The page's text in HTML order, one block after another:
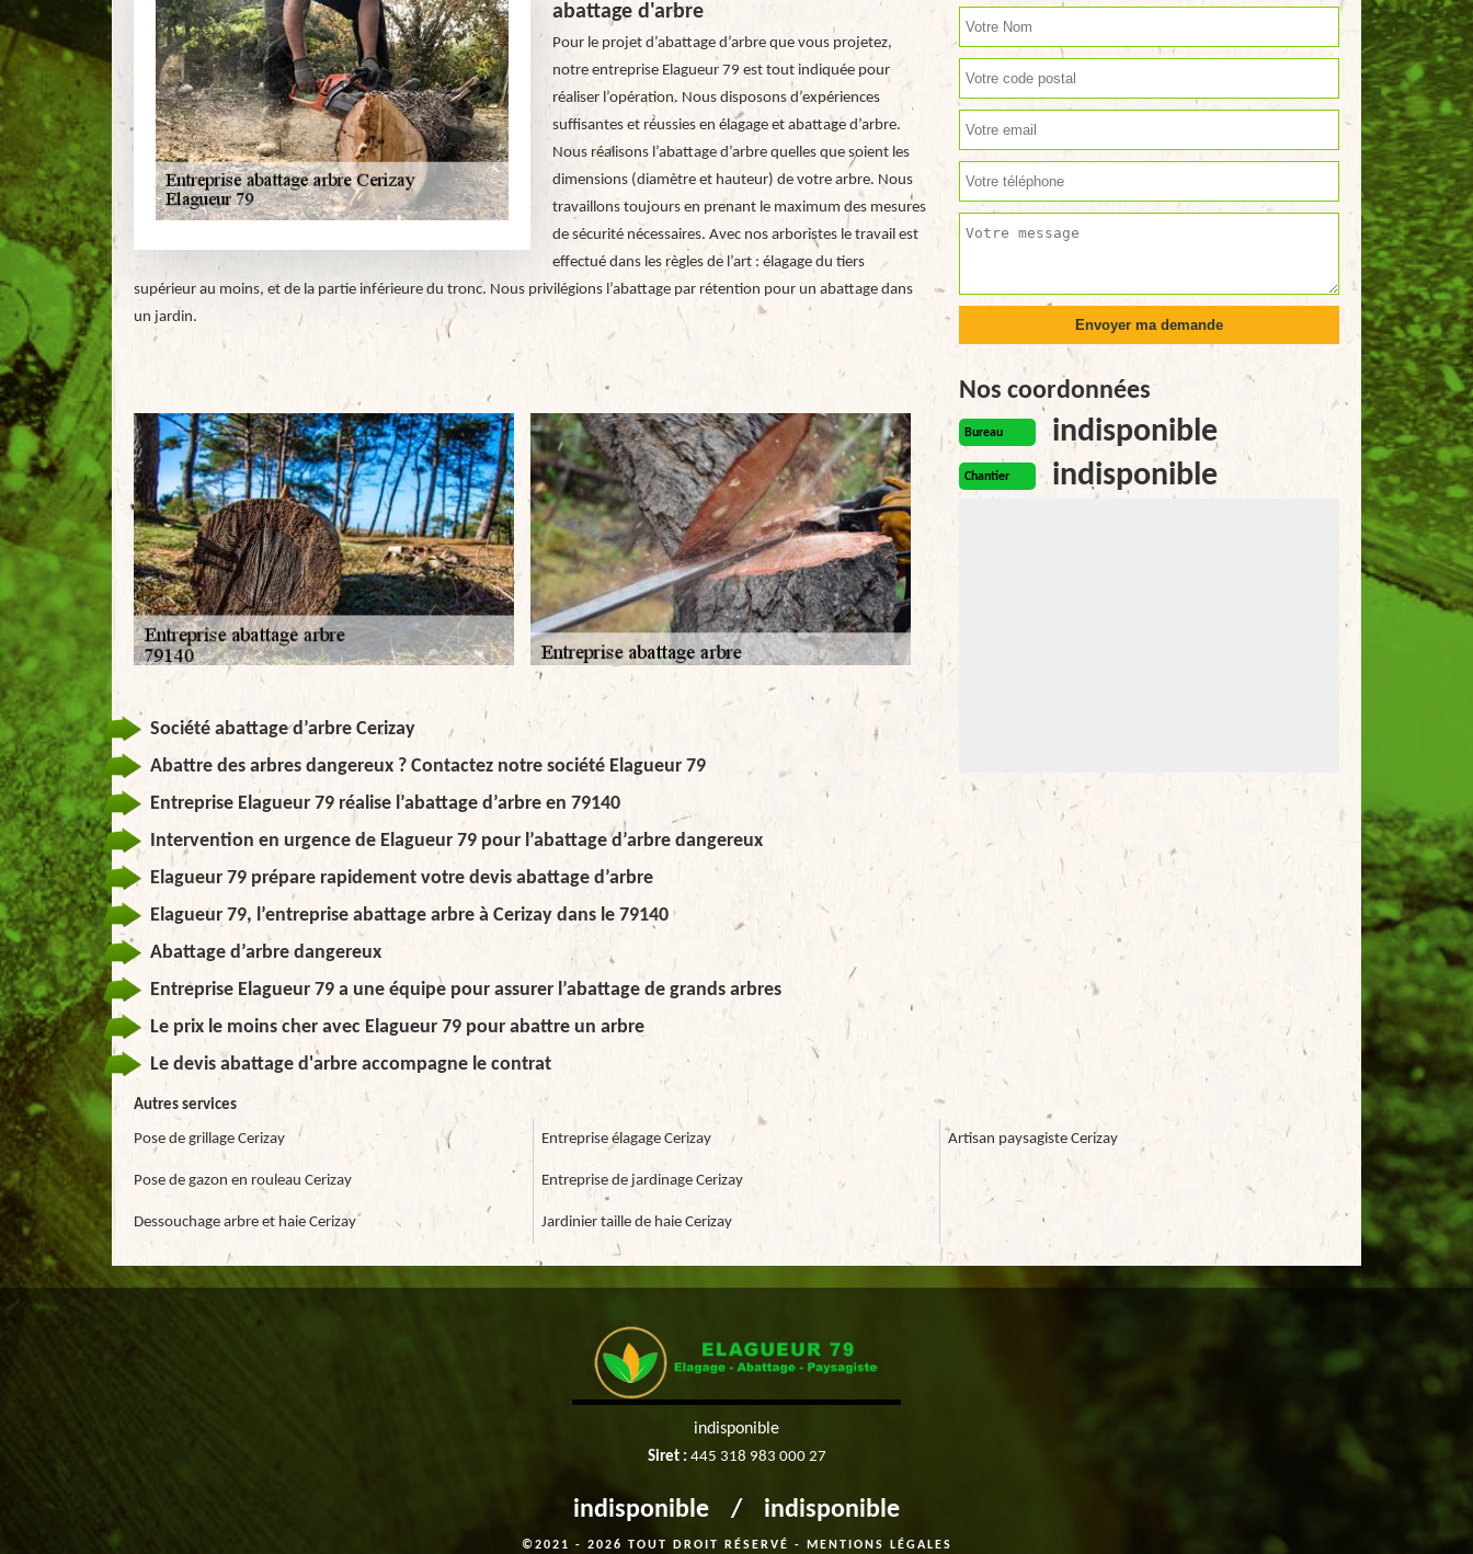
abattage d'arbre
Pour le projet d’abattage d’arbre que vous projetez,
notre entreprise Elagueur 79 est tout indiquée pour
réaliser l’opération. Nous disposons d’expériences
suffisantes et réussies en élagage et abattage d’arbre.
Nous réalisons l’abattage d’arbre quelles que soient les
dimensions (diamètre et hauteur) de votre arbre. Nous
travaillons toujours en prenant le maximum des mesures
de sécurité nécessaires. Avec nos arboristes le travail est
effectué dans les règles de l’art : élagage du tiers
supérieur au moins, et de la partie inférieure du tronc. Nous privilégions l’abattage par rétention pour un abattage dans
un jardin.
Société abattage d’arbre Cerizay
Abattre des arbres dangereux ? Contactez notre société Elagueur 79
Entreprise Elagueur 79 réalise l’abattage d’arbre en 79140
Intervention en urgence de Elagueur 79 pour l’abattage d’arbre dangereux
Elagueur 79 prépare rapidement votre devis abattage d’arbre
Elagueur 79, l’entreprise abattage arbre à Cerizay dans le 79140
Abattage d’arbre dangereux
Entreprise Elagueur 79 a une équipe pour assurer l’abattage de grands arbres
Le prix le moins cher avec Elagueur 79 pour abattre un arbre
Le devis abattage d'arbre accompagne le contrat
Nos coordonnées
Bureau indisponible
Chantier indisponible
Autres services
Pose de grillage Cerizay
Pose de gazon en rouleau Cerizay
Dessouchage arbre et haie Cerizay
Entreprise élagage Cerizay
Entreprise de jardinage Cerizay
Jardinier taille de haie Cerizay
Artisan paysagiste Cerizay
indisponible
Siret : 445 318 983 000 27
indisponible / indisponible
©2021 - 2026 TOUT DROIT RÉSERVÉ - MENTIONS LÉGALES